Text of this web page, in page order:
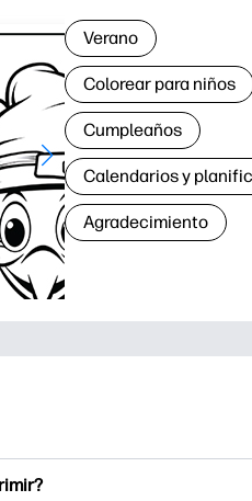
Verano
Colorear para niños
Cumpleaños
Calendarios y
Agradecimiento